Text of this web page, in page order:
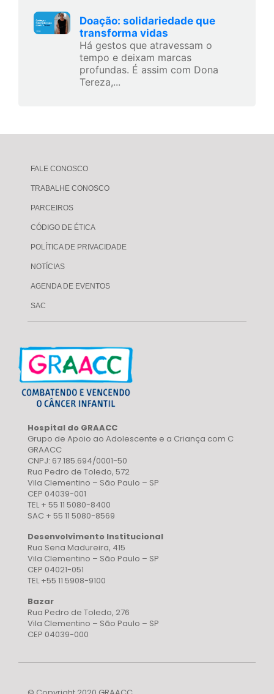
Doação: solidariedade que
transforma vidas
Há gestos que atravessam o
tempo e deixam marcas
profundas. É assim com Dona
Tereza,...
FALE CONOSCO
TRABALHE CONOSCO
PARCEIROS
CÓDIGO DE ÉTICA
POLÍTICA DE PRIVACIDADE
NOTÍCIAS
AGENDA DE EVENTOS
SAC
Hospital do GRAACC
Grupo de Apoio ao Adolescente e a Criança com C
GRAACC
CNPJ: 67.185.694/0001-50
Rua Pedro de Toledo, 572
Vila Clementino – São Paulo – SP
CEP 04039-001
TEL + 55 11 5080-8400
SAC + 55 11 5080-8569
Desenvolvimento Institucional
Rua Sena Madureira, 415
Vila Clementino – São Paulo – SP
CEP 04021-051
TEL +55 11 5908-9100
Bazar
Rua Pedro de Toledo, 276
Vila Clementino – São Paulo – SP
CEP 04039-000